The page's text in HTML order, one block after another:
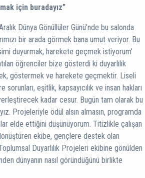
için buradayız”
Dünya Gönüllüler Günü’nde bu salonda
bir arada görmek bana umut veriyor. Bu
duyurmak, harekete geçmek istiyorum’
öğrenciler bize gösterdi ki duyarlılık
göstermek ve harekete geçmektir. Liseli
eşitlik, kapsayıcılık ve insan hakları
kadar cesur. Bugün tam olarak bu
Projeleriyle ödül alsın almasın, programda
elde ettiğini düşünüyorum. Titizlikle çalışan
ekibe, gençlere destek olan
Duyarlılık Projeleri ekibine gönülden
dünyanın nasıl göründüğünü birlikte